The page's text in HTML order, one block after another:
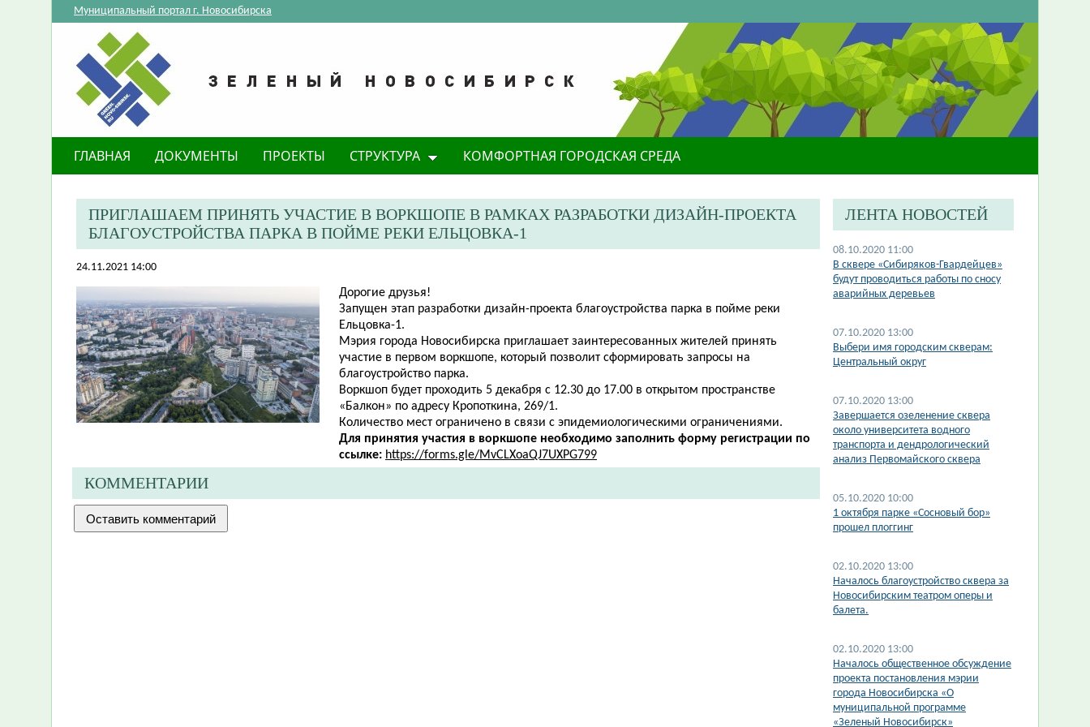
Муниципальный портал г. Новосибирска
ГЛАВНАЯ ДОКУМЕНТЫ ПРОЕКТЫ СТРУКТУРА КОМФОРТНАЯ ГОРОДСКАЯ СРЕДА
ПРИГЛАШАЕМ ПРИНЯТЬ УЧАСТИЕ В ВОРКШОПЕ В РАМКАХ РАЗРАБОТКИ ДИЗАЙН-ПРОЕКТА
БЛАГОУСТРОЙСТВА ПАРКА В ПОЙМЕ РЕКИ ЕЛЬЦОВКА-1
24.11.2021 14:00
Дорогие друзья!
Запущен этап разработки дизайн-проекта благоустройства парка в пойме реки
Ельцовка-1.
Мэрия города Новосибирска приглашает заинтересованных жителей принять
участие в первом воркшопе, который позволит сформировать запросы на
благоустройство парка.
Воркшоп будет проходить 5 декабря с 12.30 до 17.00 в открытом пространстве
«Балкон» по адресу ​Кропоткина, 269/1.
Количество мест ограничено в связи с эпидемиологическими ограничениями.
Для принятия участия в воркшопе необходимо заполнить форму регистрации по
ссылке: https://forms.gle/MvCLXoaQJ7UXPG799
КОММЕНТАРИИ
ЛЕНТА НОВОСТЕЙ
08.10.2020 11:00
В сквере «Сибиряков-Гвардейцев»
будут проводиться работы по сносу
аварийных деревьев
07.10.2020 13:00
Выбери имя городским скверам:
Центральный округ
07.10.2020 13:00
Завершается озеленение сквера
около университета водного
транспорта и дендрологический
анализ Первомайского сквера
05.10.2020 10:00
1 октября парке «Сосновый бор»
прошел плоггинг
02.10.2020 13:00
Началось благоустройство сквера за
Новосибирским театром оперы и
балета.
02.10.2020 13:00
Началось общественное обсуждение
проекта постановления мэрии
города Новосибирска «О
муниципальной программе
«Зеленый Новосибирск»